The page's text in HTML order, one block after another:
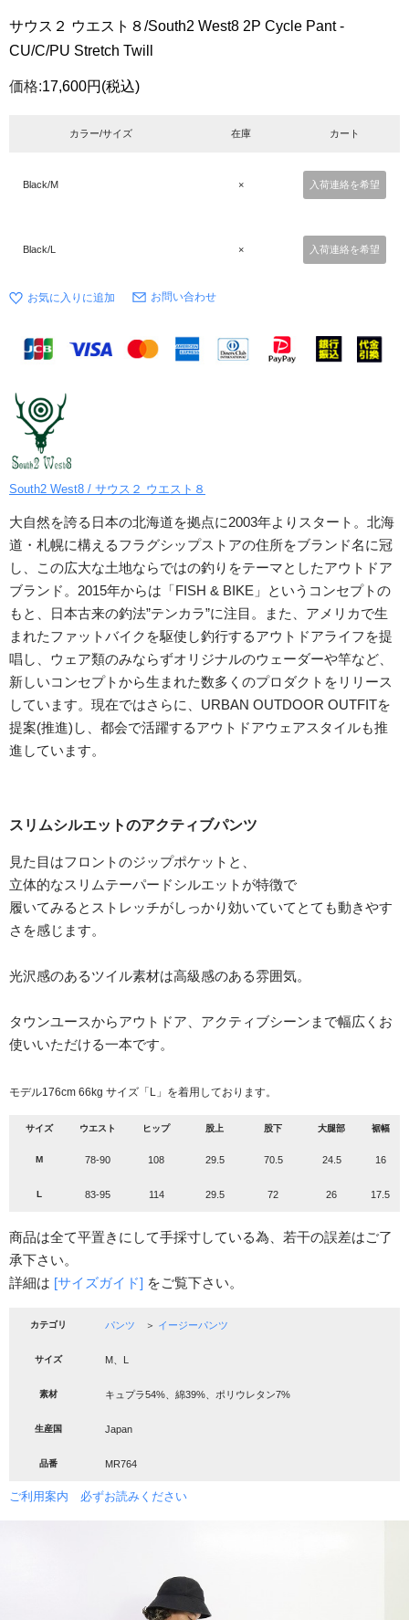
サウス２ ウエスト８/South2 West8 2P Cycle Pant -
CU/C/PU Stretch Twill
価格:17,600円 (税込)
カラー/サイズ 在庫 カート
Black/M × 入荷連絡を希望
Black/L × 入荷連絡を希望
お問い合わせ
South2 West8 / サウス２ ウエスト８
大自然を誇る日本の北海道を拠点に2003年よりスタート。北海
道・札幌に構えるフラグシップストアの住所をブランド名に冠
し、この広大な土地ならではの釣りをテーマとしたアウトドア
ブランド。2015年からは「FISH & BIKE」というコンセプトの
もと、日本古来の釣法”テンカラ”に注目。また、アメリカで生
まれたファットバイクを駆使し釣行するアウトドアライフを提
唱し、ウェア類のみならずオリジナルのウェーダーや竿など、
新しいコンセプトから生まれた数多くのプロダクトをリリース
しています。現在ではさらに、URBAN OUTDOOR OUTFITを
提案(推進)し、都会で活躍するアウトドアウェアスタイルも推
進しています。
スリムシルエットのアクティブパンツ
見た目はフロントのジップポケットと、
立体的なスリムテーパードシルエットが特徴で
履いてみるとストレッチがしっかり効いていてとても動きやす
さを感じます。
光沢感のあるツイル素材は高級感のある雰囲気。
タウンユースからアウトドア、アクティブシーンまで幅広くお
使いいただける一本です。
モデル176cm 66kg サイズ「L」を着用しております。
サイズ ウエスト ヒップ 股上 股下 大腿部 裾幅
M 78-90 108 29.5 70.5 24.5 16
L 83-95 114 29.5 72 26 17.5
商品は全て平置きにして手採寸している為、若干の誤差はご了
承下さい。
詳細は [サイズガイド] をご覧下さい。
カテゴリ パンツ ＞ イージーパンツ
サイズ M、L
素材 キュプラ54%、綿39%、ポリウレタン7%
生産国 Japan
品番 MR764
ご利用案内 必ずお読みください